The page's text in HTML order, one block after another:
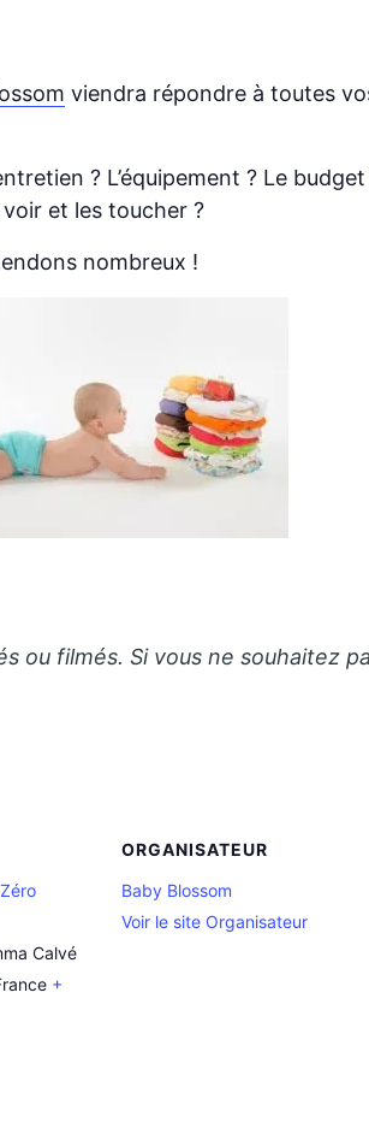
viendra répondre à toutes
? L’équipement ? Le
et les toucher ?
nombreux !
ou filmés. Si vous ne souhaitez
Calvé
+
ORGANISATEUR
Baby Blossom
Voir le site Organisateur